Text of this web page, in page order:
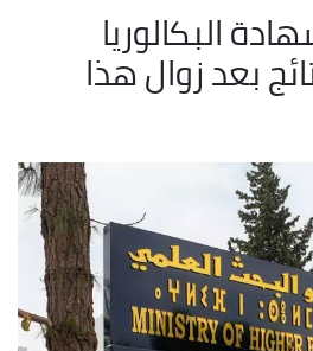
البكالوريا
بعد زوال هذا